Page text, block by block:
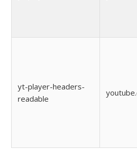
yt-player-headers-
readable